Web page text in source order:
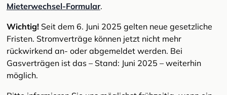
Mieterwechsel-Formular.
Wichtig!Seit dem 6. Juni 2025 gelten neue gesetzliche
Fristen. Stromverträge können jetzt nicht mehr
rückwirkend an- oder abgemeldet werden. Bei
Gasverträgen ist das – Stand: Juni 2025 – weiterhin
möglich.